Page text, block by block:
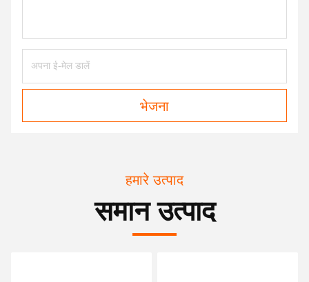
भेजना
हमारे उत्पाद
समान उत्पाद